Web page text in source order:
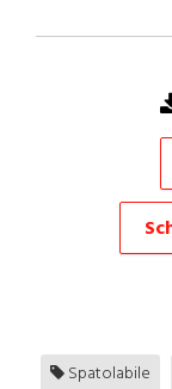
Spatolabile